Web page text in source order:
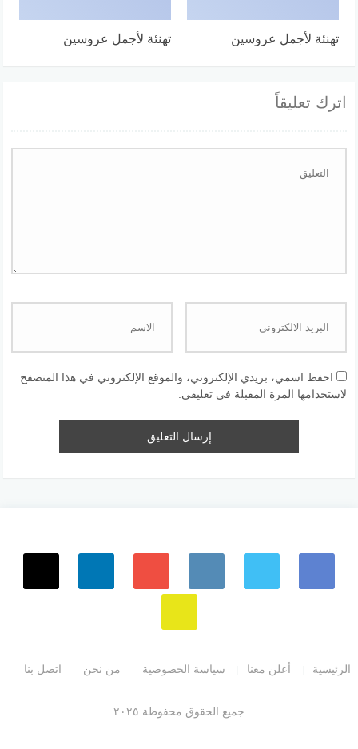
تهنئة لأجمل عروسين تهنئة لأجمل عروسين
اترك تعليقاً
احفظ اسمي، بريدي الإلكتروني، والموقع الإلكتروني في هذا المتصفح
لاستخدامها المرة المقبلة في تعليقي.
الرئيسية أعلن معنا سياسة الخصوصية من نحن اتصل بنا
جميع الحقوق محفوظة ٢٠٢٥